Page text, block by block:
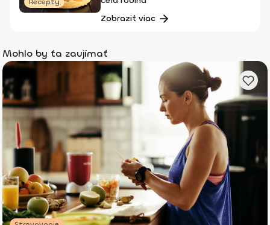
Zobraziť viac
Mohlo by ťa zaujímať